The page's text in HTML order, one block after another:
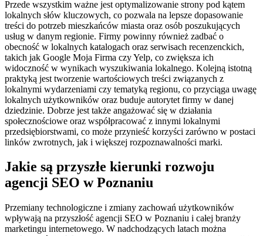
Przede wszystkim ważne jest optymalizowanie strony pod kątem
lokalnych słów kluczowych, co pozwala na lepsze dopasowanie
treści do potrzeb mieszkańców miasta oraz osób poszukujących
usług w danym regionie. Firmy powinny również zadbać o
obecność w lokalnych katalogach oraz serwisach recenzenckich,
takich jak Google Moja Firma czy Yelp, co zwiększa ich
widoczność w wynikach wyszukiwania lokalnego. Kolejną istotną
praktyką jest tworzenie wartościowych treści związanych z
lokalnymi wydarzeniami czy tematyką regionu, co przyciąga uwagę
lokalnych użytkowników oraz buduje autorytet firmy w danej
dziedzinie. Dobrze jest także angażować się w działania
społecznościowe oraz współpracować z innymi lokalnymi
przedsiębiorstwami, co może przynieść korzyści zarówno w postaci
linków zwrotnych, jak i większej rozpoznawalności marki.
Jakie są przyszłe kierunki rozwoju
agencji SEO w Poznaniu
Przemiany technologiczne i zmiany zachowań użytkowników
wpływają na przyszłość agencji SEO w Poznaniu i całej branży
marketingu internetowego. W nadchodzących latach można